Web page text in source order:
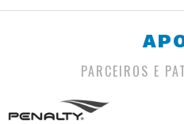
PARCEIROS E